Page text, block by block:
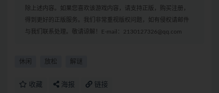
除上述内容。如果您喜欢该游戏内容，请支持正版，购买注册，
得到更好的正版服务。我们非常重视版权问题，如有侵权请邮件
与我们联系处理。敬请谅解！E-mail：2130127326@qq.com
休闲 放松 解谜
收藏 海报 链接